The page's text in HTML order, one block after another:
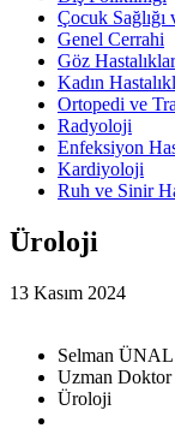
Çocuk Sağlığı
Genel Cerrahi
Göz
Kadın
Ortopedi ve
Radyoloji
Enfeksiyon
Kardiyoloji
Ruh ve Sinir
Üroloji
13 Kasım 2024
Selman ÜNAL
Uzman Doktor
Üroloji